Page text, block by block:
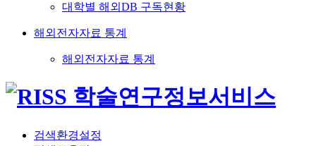
대학별 해외DB 구독현황
해외전자자료 통계
해외전자자료 통계
검색환경설정